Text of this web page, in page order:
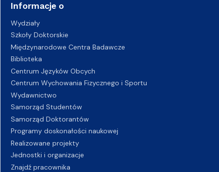
Informacje o
Wydziały
Szkoły Doktorskie
Międzynarodowe Centra Badawcze
Biblioteka
Centrum Języków Obcych
Centrum Wychowania Fizycznego i Sportu
Wydawnictwo
Samorząd Studentów
Samorząd Doktorantów
Programy doskonałości naukowej
Realizowane projekty
Jednostki i organizacje
Znajdź pracownika